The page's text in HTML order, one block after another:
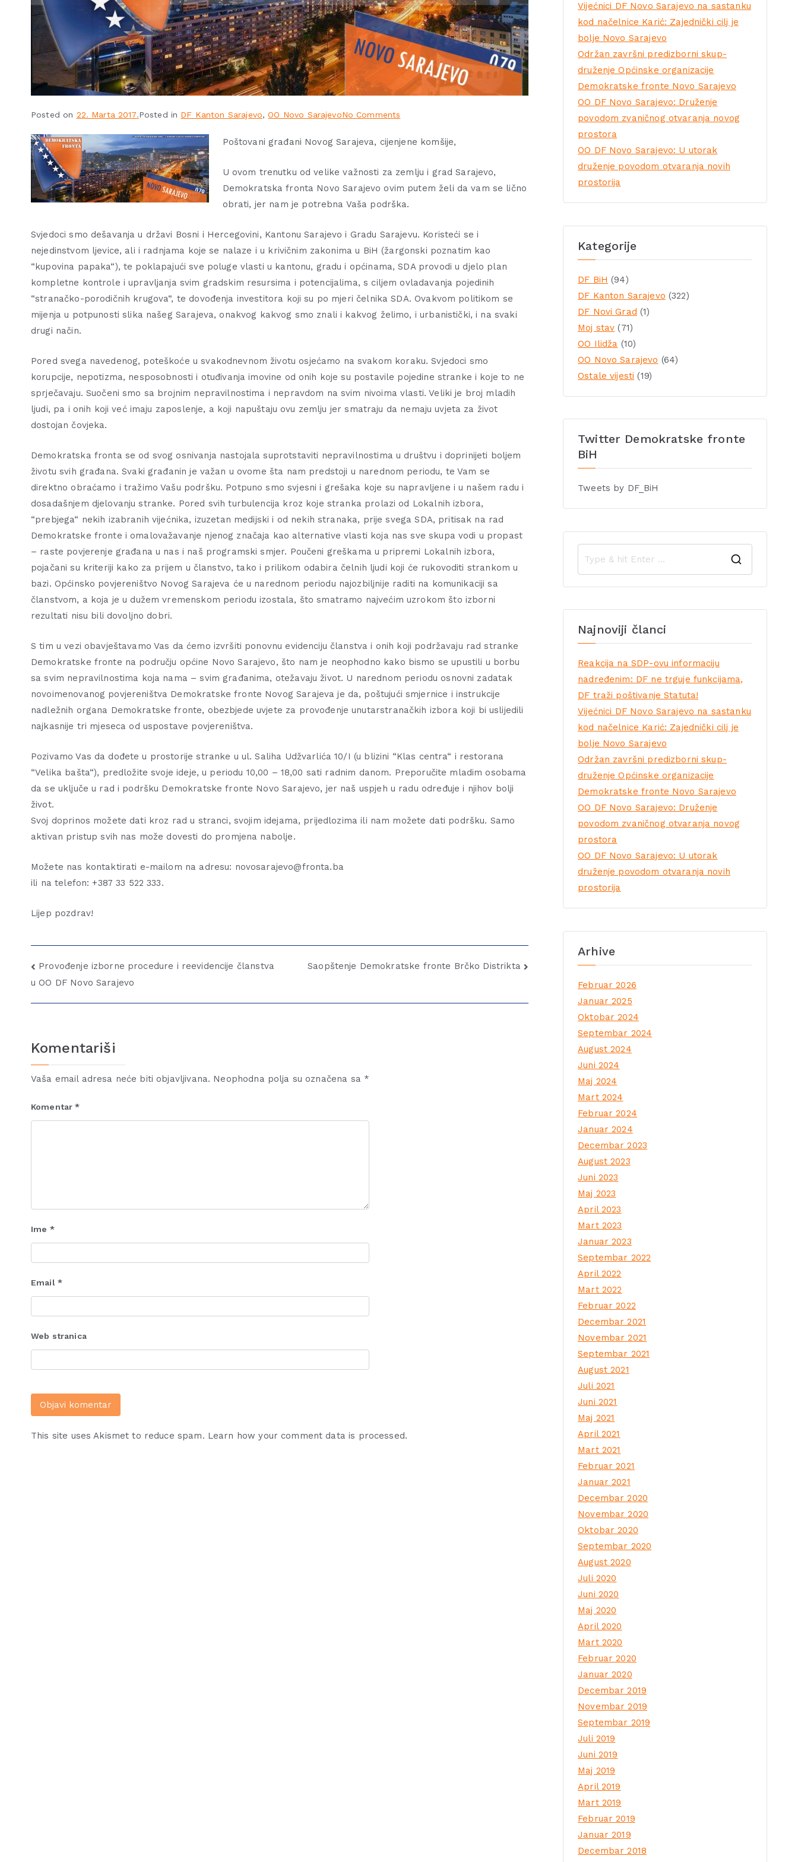
Posted on 22. Marta 2017.Posted in DF Kanton Sarajevo,OO Novo SarajevoNo Comments
Poštovani građani Novog Sarajeva, cijenjene komšije,
U ovom trenutku od velike važnosti za zemlju i grad Sarajevo,
Demokratska fronta Novo Sarajevo ovim putem želi da vam se lično
obrati, jer nam je potrebna Vaša podrška.
Svjedoci smo dešavanja u državi Bosni i Hercegovini, Kantonu Sarajevo i Gradu Sarajevu. Koristeći se i
nejedinstvom ljevice, ali i radnjama koje se nalaze i u krivičnim zakonima u BiH (žargonski poznatim kao
“kupovina papaka“), te poklapajući sve poluge vlasti u kantonu, gradu i općinama, SDA provodi u djelo plan
kompletne kontrole i upravljanja svim gradskim resursima i potencijalima, s ciljem ovladavanja pojedinih
“stranačko-porodičnih krugova“, te dovođenja investitora koji su po mjeri čelnika SDA. Ovakvom politikom se
mijenja u potpunosti slika našeg Sarajeva, onakvog kakvog smo znali i kakvog želimo, i urbanistički, i na svaki
drugi način.
Pored svega navedenog, poteškoće u svakodnevnom životu osjećamo na svakom koraku. Svjedoci smo
korupcije, nepotizma, nesposobnosti i otuđivanja imovine od onih koje su postavile pojedine stranke i koje to ne
sprječavaju. Suočeni smo sa brojnim nepravilnostima i nepravdom na svim nivoima vlasti. Veliki je broj mladih
ljudi, pa i onih koji već imaju zaposlenje, a koji napuštaju ovu zemlju jer smatraju da nemaju uvjeta za život
dostojan čovjeka.
Demokratska fronta se od svog osnivanja nastojala suprotstaviti nepravilnostima u društvu i doprinijeti boljem
životu svih građana. Svaki građanin je važan u ovome šta nam predstoji u narednom periodu, te Vam se
direktno obraćamo i tražimo Vašu podršku. Potpuno smo svjesni i grešaka koje su napravljene i u našem radu i
dosadašnjem djelovanju stranke. Pored svih turbulencija kroz koje stranka prolazi od Lokalnih izbora,
“prebjega“ nekih izabranih vijećnika, izuzetan medijski i od nekih stranaka, prije svega SDA, pritisak na rad
Demokratske fronte i omalovažavanje njenog značaja kao alternative vlasti koja nas sve skupa vodi u propast
– raste povjerenje građana u nas i naš programski smjer. Poučeni greškama u pripremi Lokalnih izbora,
pojačani su kriteriji kako za prijem u članstvo, tako i prilikom odabira čelnih ljudi koji će rukovoditi strankom u
bazi. Općinsko povjereništvo Novog Sarajeva će u narednom periodu najozbiljnije raditi na komunikaciji sa
članstvom, a koja je u dužem vremenskom periodu izostala, što smatramo najvećim uzrokom što izborni
rezultati nisu bili dovoljno dobri.
S tim u vezi obavještavamo Vas da ćemo izvršiti ponovnu evidenciju članstva i onih koji podržavaju rad stranke
Demokratske fronte na području općine Novo Sarajevo, što nam je neophodno kako bismo se upustili u borbu
sa svim nepravilnostima koja nama – svim građanima, otežavaju život. U narednom periodu osnovni zadatak
novoimenovanog povjereništva Demokratske fronte Novog Sarajeva je da, poštujući smjernice i instrukcije
nadležnih organa Demokratske fronte, obezbjede uvjete za provođenje unutarstranačkih izbora koji bi uslijedili
najkasnije tri mjeseca od uspostave povjereništva.
Pozivamo Vas da dođete u prostorije stranke u ul. Saliha Udžvarlića 10/I (u blizini “Klas centra“ i restorana
“Velika bašta“), predložite svoje ideje, u periodu 10,00 – 18,00 sati radnim danom. Preporučite mladim osobama
da se uključe u rad i podršku Demokratske fronte Novo Sarajevo, jer naš uspjeh u radu određuje i njihov bolji
život.
Svoj doprinos možete dati kroz rad u stranci, svojim idejama, prijedlozima ili nam možete dati podršku. Samo
aktivan pristup svih nas može dovesti do promjena nabolje.
Možete nas kontaktirati e-mailom na adresu: novosarajevo@fronta.ba
ili na telefon: +387 33 522 333.
Lijep pozdrav!
Provođenje izborne procedure i reevidencije članstva
u OO DF Novo Sarajevo
Saopštenje Demokratske fronte Brčko Distrikta
Komentariši
Vaša email adresa neće biti objavljivana. Neophodna polja su označena sa *
Komentar*
Ime *
Email *
Web stranica
This site uses Akismet to reduce spam. Learn how your comment data is processed.
Vijećnici DF Novo Sarajevo na sastanku
kod načelnice Karić: Zajednički cilj je
bolje Novo Sarajevo
Održan završni predizborni skup-
druženje Općinske organizacije
Demokratske fronte Novo Sarajevo
OO DF Novo Sarajevo: Druženje
povodom zvaničnog otvaranja novog
prostora
OO DF Novo Sarajevo: U utorak
druženje povodom otvaranja novih
prostorija
Kategorije
DF BiH (94)
DF Kanton Sarajevo (322)
DF Novi Grad (1)
Moj stav (71)
OO Ilidža (10)
OO Novo Sarajevo (64)
Ostale vijesti (19)
Twitter Demokratske fronte
BiH
Tweets by DF_BiH
Najnoviji članci
Reakcija na SDP-ovu informaciju
nadređenim: DF ne trguje funkcijama,
DF traži poštivanje Statuta!
Vijećnici DF Novo Sarajevo na sastanku
kod načelnice Karić: Zajednički cilj je
bolje Novo Sarajevo
Održan završni predizborni skup-
druženje Općinske organizacije
Demokratske fronte Novo Sarajevo
OO DF Novo Sarajevo: Druženje
povodom zvaničnog otvaranja novog
prostora
OO DF Novo Sarajevo: U utorak
druženje povodom otvaranja novih
prostorija
Arhive
Februar 2026
Januar 2025
Oktobar 2024
Septembar 2024
August 2024
Juni 2024
Maj 2024
Mart 2024
Februar 2024
Januar 2024
Decembar 2023
August 2023
Juni 2023
Maj 2023
April 2023
Mart 2023
Januar 2023
Septembar 2022
April 2022
Mart 2022
Februar 2022
Decembar 2021
Novembar 2021
Septembar 2021
August 2021
Juli 2021
Juni 2021
Maj 2021
April 2021
Mart 2021
Februar 2021
Januar 2021
Decembar 2020
Novembar 2020
Oktobar 2020
Septembar 2020
August 2020
Juli 2020
Juni 2020
Maj 2020
April 2020
Mart 2020
Februar 2020
Januar 2020
Decembar 2019
Novembar 2019
Septembar 2019
Juli 2019
Juni 2019
Maj 2019
April 2019
Mart 2019
Februar 2019
Januar 2019
Decembar 2018